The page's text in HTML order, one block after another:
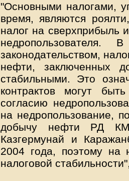
"Основными налогами,
время, являются
налог на сверхприбыль
недропользователя.
законодательством,
нефти, заключенных
стабильными. Это
контрактов могут
согласию
на недропользование,
добычу нефти РД
Казгермунай и
2004 года, поэтому на
налоговой